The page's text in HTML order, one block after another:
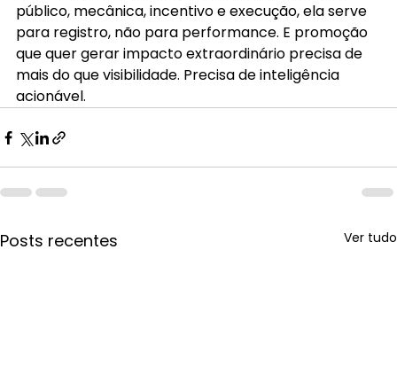
público, mecânica, incentivo e execução, ela serve
para registro, não para performance. E promoção
que quer gerar impacto extraordinário precisa de
mais do que visibilidade. Precisa de inteligência
acionável.
Posts recentes Ver tudo